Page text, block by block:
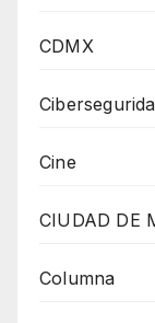
CDMX
Cine
CIUDAD DE
Columna